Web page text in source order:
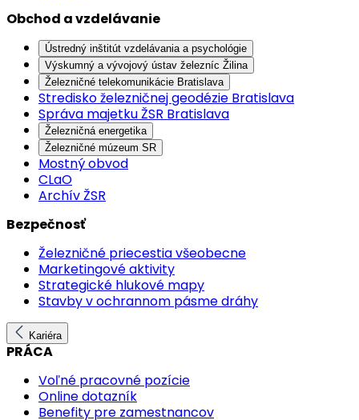
Obchod a vzdelávanie
Ústredný inštitút vzdelávania a psychológie
Výskumný a vývojový ústav železníc Žilina
Železničné telekomunikácie Bratislava
Stredisko železničnej geodézie Bratislava
Správa majetku ŽSR Bratislava
Železničná energetika
Železničné múzeum SR
Mostný obvod
CLaO
Archív ŽSR
Bezpečnosť
Železničné priecestia všeobecne
Marketingové aktivity
Strategické hlukové mapy
Stavby v ochrannom pásme dráhy
Kariéra
PRÁCA
Voľné pracovné pozície
Online dotazník
Benefity pre zamestnancov